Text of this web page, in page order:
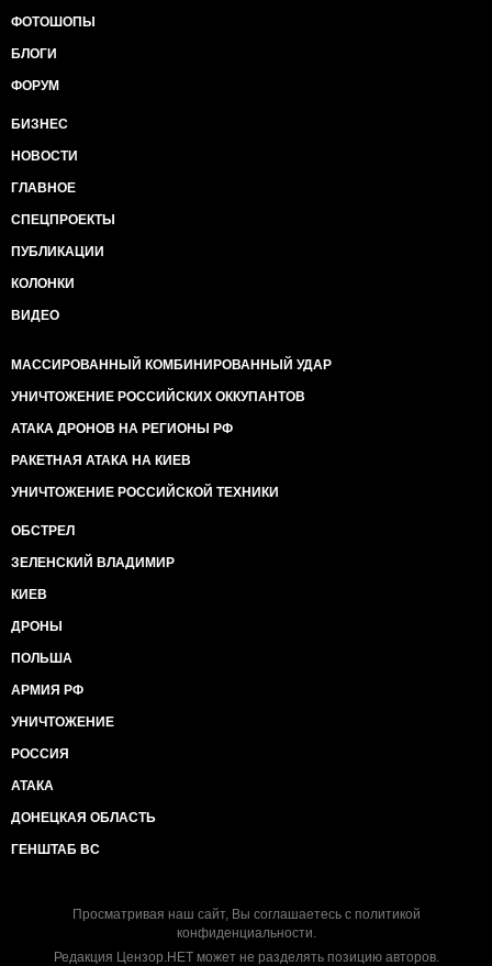
ФОТОШОПЫ
БЛОГИ
ФОРУМ
БИЗНЕС
НОВОСТИ
ГЛАВНОЕ
СПЕЦПРОЕКТЫ
ПУБЛИКАЦИИ
КОЛОНКИ
ВИДЕО
МАССИРОВАННЫЙ КОМБИНИРОВАННЫЙ УДАР
УНИЧТОЖЕНИЕ РОССИЙСКИХ ОККУПАНТОВ
АТАКА ДРОНОВ НА РЕГИОНЫ РФ
РАКЕТНАЯ АТАКА НА КИЕВ
УНИЧТОЖЕНИЕ РОССИЙСКОЙ ТЕХНИКИ
ОБСТРЕЛ
ЗЕЛЕНСКИЙ ВЛАДИМИР
КИЕВ
ДРОНЫ
ПОЛЬША
АРМИЯ РФ
УНИЧТОЖЕНИЕ
РОССИЯ
АТАКА
ДОНЕЦКАЯ ОБЛАСТЬ
ГЕНШТАБ ВС
Просматривая наш сайт, Вы соглашаетесь с политикой
конфиденциальности.
Редакция Цензор.НЕТ может не разделять позицию авторов.